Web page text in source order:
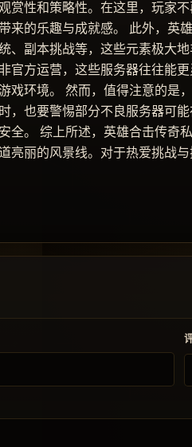
赏性和策略性。在这里，玩家
来的乐趣与成就感。 此外，英
、副本挑战等，这些元素极大
方运营，这些服务器往往能更
戏环境。 然而，值得注意的是
，也要警惕部分不良服务器可
全。 综上所述，英雄合击传奇
亮丽的风景线。对于热爱挑战